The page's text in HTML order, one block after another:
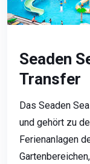
Seaden
Transfer
Das Seaden
und gehört zu
Ferienanlagen